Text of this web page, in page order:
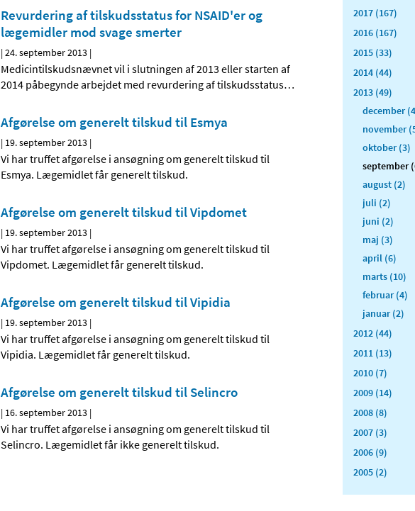
Revurdering af tilskudsstatus for NSAID'er og
lægemidler mod svage smerter
|24. september 2013 |
Medicintilskudsnævnet vil i slutningen af 2013 eller starten af
2014 påbegynde arbejdet med revurdering af tilskudsstatus…
Afgørelse om generelt tilskud til Esmya
| 19. september 2013 |
Vi har truffet afgørelse i ansøgning om generelt tilskud til
Esmya. Lægemidlet får generelt tilskud.
Afgørelse om generelt tilskud til Vipdomet
| 19. september 2013 |
Vi har truffet afgørelse i ansøgning om generelt tilskud til
Vipdomet. Lægemidlet får generelt tilskud.
Afgørelse om generelt tilskud til Vipidia
| 19. september 2013 |
Vi har truffet afgørelse i ansøgning om generelt tilskud til
Vipidia. Lægemidlet får generelt tilskud.
Afgørelse om generelt tilskud til Selincro
| 16. september 2013 |
Vi har truffet afgørelse i ansøgning om generelt tilskud til
Selincro. Lægemidlet får ikke generelt tilskud.
2017 (167)
2016 (167)
2015 (33)
2014 (44)
2013 (49)
december
november
oktober (3)
september
august (2)
juli (2)
juni (2)
maj (3)
april (6)
marts (10)
februar (4)
januar (2)
2012 (44)
2011 (13)
2010 (7)
2009 (14)
2008 (8)
2007 (3)
2006 (9)
2005 (2)